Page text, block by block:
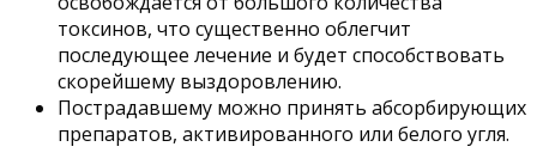
токсинов, что существенно облегчит
последующее лечение и будет способствовать
скорейшему выздоровлению.
Пострадавшему можно принять абсорбирующих
препаратов, активированного или белого угля.